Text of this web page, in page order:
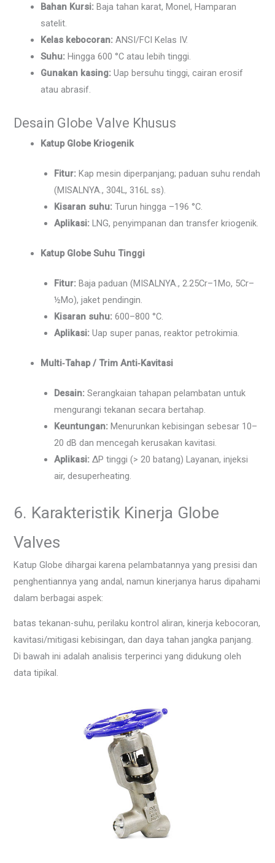
Bahan Kursi: Baja tahan karat, Monel, Hamparan
satelit.
Kelas kebocoran: ANSI/FCI Kelas IV.
Suhu: Hingga 600 °C atau lebih tinggi.
Gunakan kasing: Uap bersuhu tinggi, cairan erosif
atau abrasif.
Desain Globe Valve Khusus
Katup Globe Kriogenik
Fitur: Kap mesin diperpanjang; paduan suhu rendah
(MISALNYA., 304L, 316L ss).
Kisaran suhu: Turun hingga –196 °C.
Aplikasi: LNG, penyimpanan dan transfer kriogenik.
Katup Globe Suhu Tinggi
Fitur: Baja paduan (MISALNYA., 2.25Cr–1Mo, 5Cr–
½Mo), jaket pendingin.
Kisaran suhu: 600–800 °C.
Aplikasi: Uap super panas, reaktor petrokimia.
Multi‑Tahap / Trim Anti‑Kavitasi
Desain: Serangkaian tahapan pelambatan untuk
mengurangi tekanan secara bertahap.
Keuntungan: Menurunkan kebisingan sebesar 10–
20 dB dan mencegah kerusakan kavitasi.
Aplikasi: ΔP tinggi (> 20 batang) Layanan, injeksi
air, desuperheating.
6. Karakteristik Kinerja Globe
Valves
Katup Globe dihargai karena pelambatannya yang presisi dan
penghentiannya yang andal, namun kinerjanya harus dipahami
dalam berbagai aspek:
batas tekanan-suhu, perilaku kontrol aliran, kinerja kebocoran,
kavitasi/mitigasi kebisingan, dan daya tahan jangka panjang.
Di bawah ini adalah analisis terperinci yang didukung oleh
data tipikal.